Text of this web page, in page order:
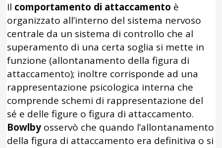
Il comportamento di attaccamento è
organizzato all’interno del sistema nervoso
centrale da un sistema di controllo che al
superamento di una certa soglia si mette in
funzione (allontanamento della figura di
attaccamento); inoltre corrisponde ad una
rappresentazione psicologica interna che
comprende schemi di rappresentazione del
sé e delle figure o figura di attaccamento.
Bowlby osservò che quando l’allontanamento
della figura di attaccamento era definitiva o si